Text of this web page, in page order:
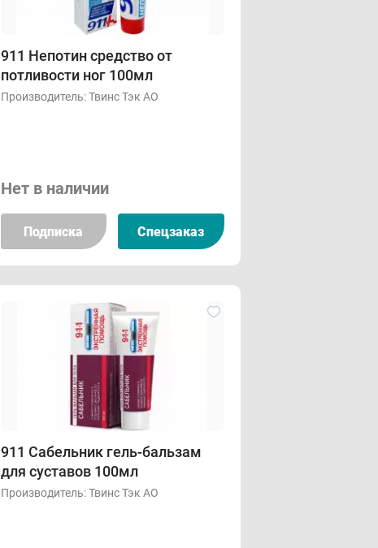
911 Непотин средство от
потливости ног 100мл
Производитель:Твинс Тэк АО
Нет в наличии
Подписка Спецзаказ
911 Сабельник гель-бальзам
для суставов 100мл
Производитель:Твинс Тэк АО